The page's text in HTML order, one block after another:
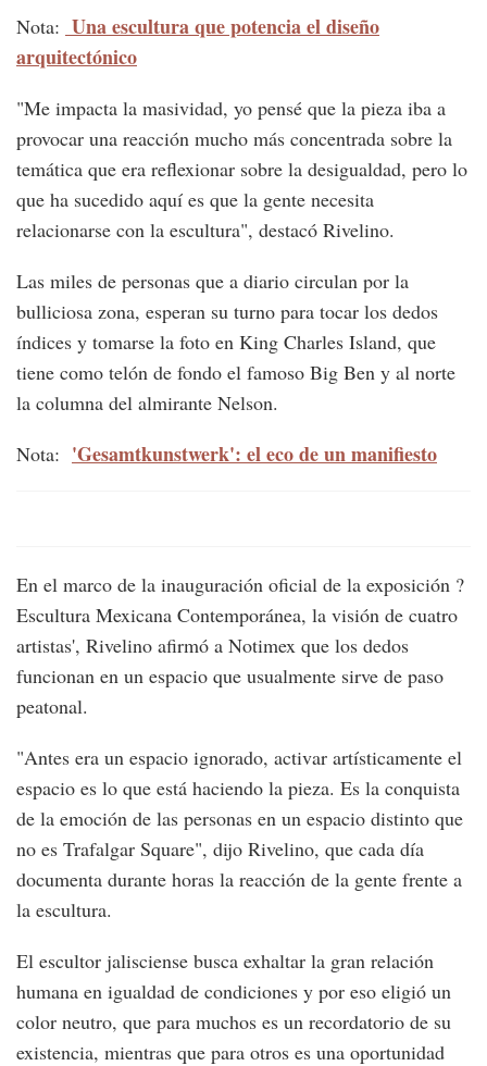
Nota: Una escultura que potencia el diseño
arquitectónico
"Me impacta la masividad, yo pensé que la pieza iba a
provocar una reacción mucho más concentrada sobre la
temática que era reflexionar sobre la desigualdad, pero lo
que ha sucedido aquí es que la gente necesita
relacionarse con la escultura", destacó Rivelino.
Las miles de personas que a diario circulan por la
bulliciosa zona, esperan su turno para tocar los dedos
índices y tomarse la foto en King Charles Island, que
tiene como telón de fondo el famoso Big Ben y al norte
la columna del almirante Nelson.
Nota: 'Gesamtkunstwerk': el eco de un manifiesto
En el marco de la inauguración oficial de la exposición ?
Escultura Mexicana Contemporánea, la visión de cuatro
artistas', Rivelino afirmó a Notimex que los dedos
funcionan en un espacio que usualmente sirve de paso
peatonal.
"Antes era un espacio ignorado, activar artísticamente el
espacio es lo que está haciendo la pieza. Es la conquista
de la emoción de las personas en un espacio distinto que
no es Trafalgar Square", dijo Rivelino, que cada día
documenta durante horas la reacción de la gente frente a
la escultura.
El escultor jalisciense busca exhaltar la gran relación
humana en igualdad de condiciones y por eso eligió un
color neutro, que para muchos es un recordatorio de su
existencia, mientras que para otros es una oportunidad